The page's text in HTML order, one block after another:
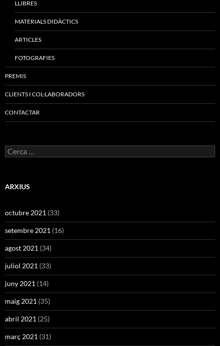
LLIBRES
MATERIALS DIDÀCTICS
ARTICLES
FOTOGRAFIES
PREMIS
CLIENTS I COL·LABORADORS
CONTACTAR
Cerca:
ARXIUS
octubre 2021 (33)
setembre 2021 (16)
agost 2021 (34)
juliol 2021 (33)
juny 2021 (14)
maig 2021 (35)
abril 2021 (25)
març 2021 (31)